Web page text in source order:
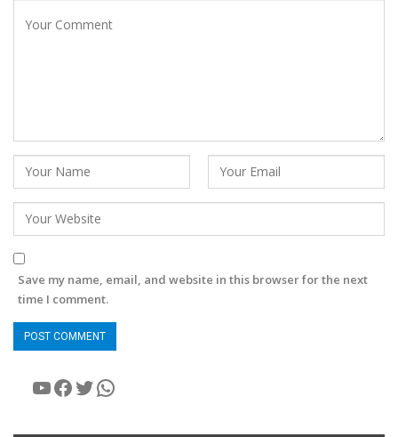
Save my name, email, and website in this browser for the next
time I comment.
YouTube
Facebook
Twitter
WhatsApp